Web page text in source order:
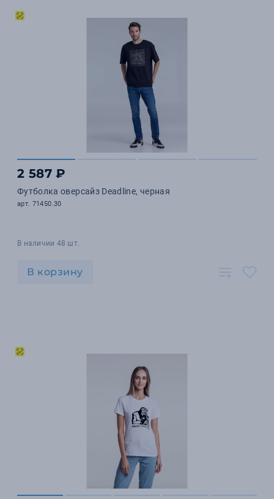
2 587 ₽
Футболка оверсайз Deadline, черная
арт. 71450.30
В наличии 48 шт.
В корзину